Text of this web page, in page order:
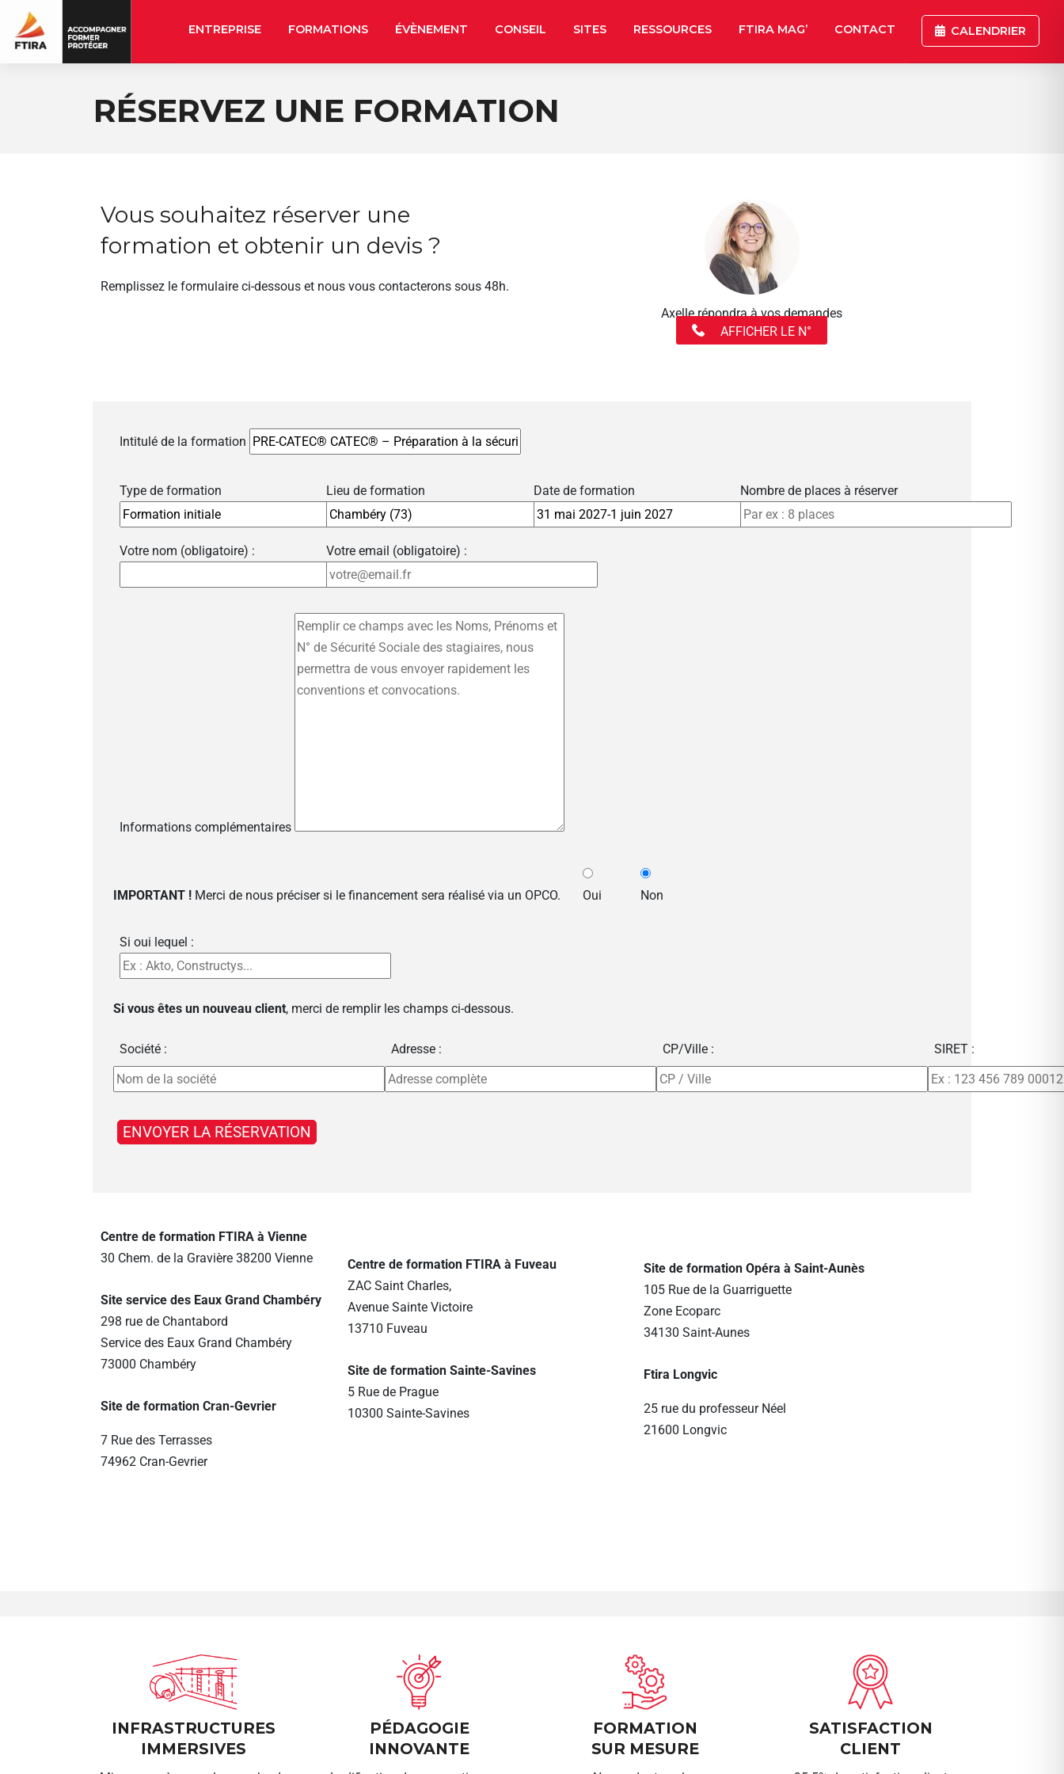
ENTREPRISE FORMATIONS ÉVÈNEMENT CONSEIL SITES RESSOURCES FTIRA MAG’ CONTACT CALENDRIER
RÉSERVEZ UNE FORMATION
Vous souhaitez réserver une
formation et obtenir un devis ?
Remplissez le formulaire ci-dessous et nous vous contacterons sous 48h.
Axelle répondra à vos demandes
AFFICHER LE N°
Intitulé de la formation
Type de formation Lieu de formation Date de formation Nombre de places à réserver
Votre nom (obligatoire) : Votre email (obligatoire) :
Informations complémentaires
IMPORTANT ! Merci de nous préciser si le financement sera réalisé via un OPCO. Oui Non
Si oui lequel :
Si vous êtes un nouveau client, merci de remplir les champs ci-dessous.
Société : Adresse : CP/Ville : SIRET :
Centre de formation FTIRA à Vienne
30 Chem. de la Gravière 38200 Vienne
Site service des Eaux Grand Chambéry
298 rue de Chantabord
Service des Eaux Grand Chambéry
73000 Chambéry
Site de formation Cran-Gevrier
7 Rue des Terrasses
74962 Cran-Gevrier
Centre de formation FTIRA à Fuveau
ZAC Saint Charles,
Avenue Sainte Victoire
13710 Fuveau
Site de formation Sainte-Savines
5 Rue de Prague
10300 Sainte-Savines
Site de formation Opéra à Saint-Aunès
105 Rue de la Guarriguette
Zone Ecoparc
34130 Saint-Aunes
Ftira Longvic
25 rue du professeur Néel
21600 Longvic
INFRASTRUCTURES
IMMERSIVES
PÉDAGOGIE
INNOVANTE
FORMATION
SUR MESURE
SATISFACTION
CLIENT